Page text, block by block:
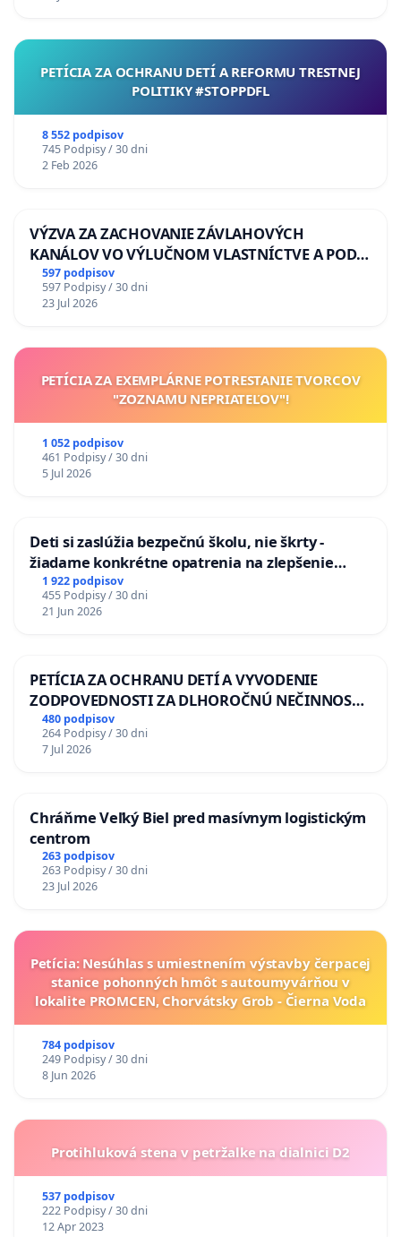
PETÍCIA ZA OCHRANU DETÍ A REFORMU TRESTNEJ
POLITIKY #STOPPDFL
8 552 podpisov
745 Podpisy / 30 dni
2 Feb 2026
VÝZVA ZA ZACHOVANIE ZÁVLAHOVÝCH
KANÁLOV VO VÝLUČNOM VLASTNÍCTVE A POD
KONTROLOU SLOVENSKEJ REPUBLIKY & žiadosť
na riešenie zanedbaného stavu závlahových a
odvodňovacích kanálov na Slovensku
597 podpisov
597 Podpisy / 30 dni
23 Jul 2026
PETÍCIA ZA EXEMPLÁRNE POTRESTANIE TVORCOV
"ZOZNAMU NEPRIATEĽOV"!
1 052 podpisov
461 Podpisy / 30 dni
5 Jul 2026
Deti si zaslúžia bezpečnú školu, nie škrty -
žiadame konkrétne opatrenia na zlepšenie
situácie v školstve
1 922 podpisov
455 Podpisy / 30 dni
21 Jun 2026
PETÍCIA ZA OCHRANU DETÍ A VYVODENIE
ZODPOVEDNOSTI ZA DLHOROČNÚ NEČINNOSŤ
A ZLYHANIE ŠTÁTU
480 podpisov
264 Podpisy / 30 dni
7 Jul 2026
Chráňme Veľký Biel pred masívnym logistickým
centrom
263 podpisov
263 Podpisy / 30 dni
23 Jul 2026
Petícia: Nesúhlas s umiestnením výstavby čerpacej
stanice pohonných hmôt s autoumyvárňou v
lokalite PROMCEN, Chorvátsky Grob - Čierna Voda
784 podpisov
249 Podpisy / 30 dni
8 Jun 2026
Protihluková stena v petržalke na dialnici D2
537 podpisov
222 Podpisy / 30 dni
12 Apr 2023